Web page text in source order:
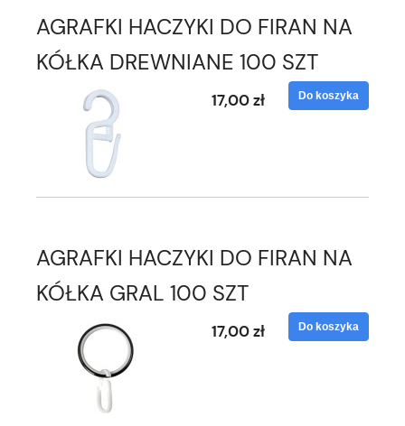
AGRAFKI HACZYKI DO FIRAN NA
KÓŁKA DREWNIANE 100 SZT
17,00 zł Do koszyka
AGRAFKI HACZYKI DO FIRAN NA
KÓŁKA GRAL 100 SZT
17,00 zł Do koszyka